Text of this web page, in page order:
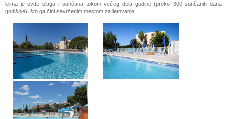
klima je ovde blaga i sunčana tokom većeg dela godine (preko 300 sunčanih dana
godišnje), što ga čini savršenim mestom za letovanje.